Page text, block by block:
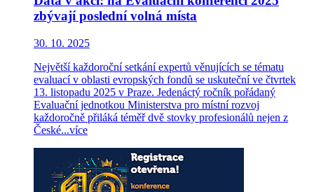
zbývají poslední volná místa
30. 10. 2025
Největší každoroční setkání expertů věnujících se tématu
evaluací v oblasti evropských fondů se uskuteční ve čtvrtek
13. listopadu 2025 v Praze. Jedenáctý ročník pořádaný
Evaluační jednotkou Ministerstva pro místní rozvoj
každoročně přiláká téměř dvě stovky profesionálů nejen z
České...více